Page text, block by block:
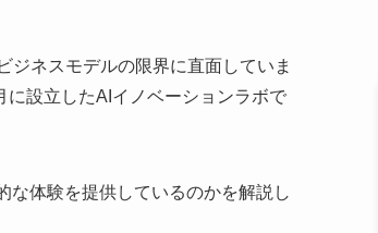
ジネスモデルの限界に直面していま
設立したAIイノベーションラボで
な体験を提供しているのかを解説し